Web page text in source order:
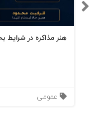
دل‌مشغولی‌های نسل
باشد سه کلمه‌ای که
و گسترش آنها با
نسل مطرح، هم
ورزشکاران، ایده‌های
هنر مذاکره در شرایط
عمومی